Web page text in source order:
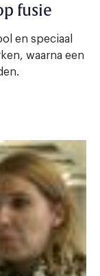
fusie
en speciaal
waarna een